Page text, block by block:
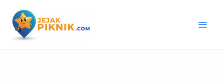
konten